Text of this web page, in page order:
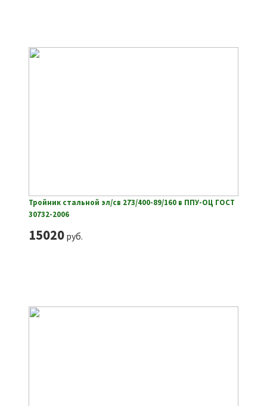
Тройник стальной эл/св 273/400-89/160 в ППУ-ОЦ ГОСТ
30732-2006
15020руб.